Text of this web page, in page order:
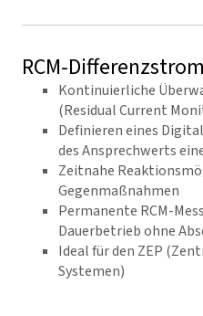
RCM-
Kontinuierliche
(Residual Current
Definieren eines
des Ansprechwerts
Zeitnahe
Gegenmaßnahmen
Permanente RCM-
Dauerbetrieb ohne
Ideal für den ZEP
Systemen)